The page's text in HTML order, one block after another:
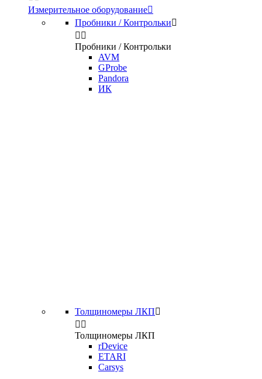
Измерительное оборудование
Пробники / Контрольки
 
Пробники / Контрольки
AVM
GProbe
Pandora
ИК
Толщиномеры ЛКП
 
Толщиномеры ЛКП
rDevice
ETARI
Carsys